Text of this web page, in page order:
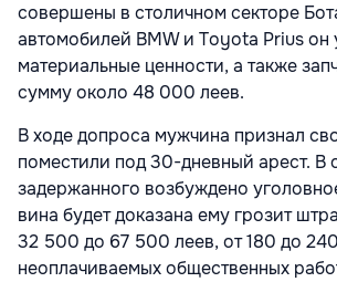
совершены в столичном секторе
автомобилей BMW и Toyota Prius он
материальные ценности, а также
сумму около 48 000 леев.
В ходе допроса мужчина признал
поместили под 30-дневный арест. В
задержанного возбуждено
вина будет доказана ему грозит
32 500 до 67 500 леев, от 180 до
неоплачиваемых общественных